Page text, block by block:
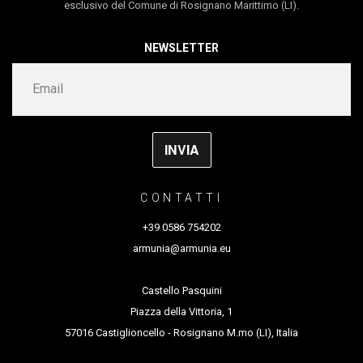
il cartellone della storica manifestazione dedicata a
teatro, danza e performance a cura di Fondazione
quest’anno propone, oltre agli spettacoli, due workshop
pensati sia per adulti che per le nuove generazioni
Inequilibrio Festival, la storica manifestazione dedicata
, in programmadal 25 giugno al 4 luglio tra il
esclusivo del Comune di Rosignano Marittimo (LI).
NEWSLETTER
CONTATTI
+39 0586 754202
armunia@armunia.eu
Castello Pasquini
Piazza della Vittoria, 1
57016 Castiglioncello - Rosignano M.mo (LI), Italia